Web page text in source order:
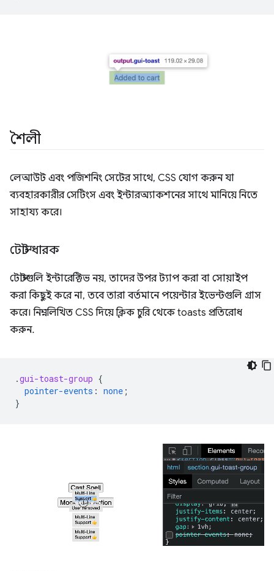
শৈলী
লেআউট এবং পজিশনিং সেটের সাথে, CSS যোগ করুন যা
ব্যবহারকারীর সেটিংস এবং ইন্টারঅ্যাকশনের সাথে মানিয়ে নিতে
সাহায্য করে।
টোস্ট ধারক
টোস্টগুলি ইন্টারেক্টিভ নয়, তাদের উপর ট্যাপ করা বা সোয়াইপ
করা কিছুই করে না, তবে তারা বর্তমানে পয়েন্টার ইভেন্টগুলি গ্রাস
করে। নিম্নলিখিত CSS দিয়ে ক্লিক চুরি থেকে toasts প্রতিরোধ
করুন.
.gui-toast-group {
pointer-events : none ;
}